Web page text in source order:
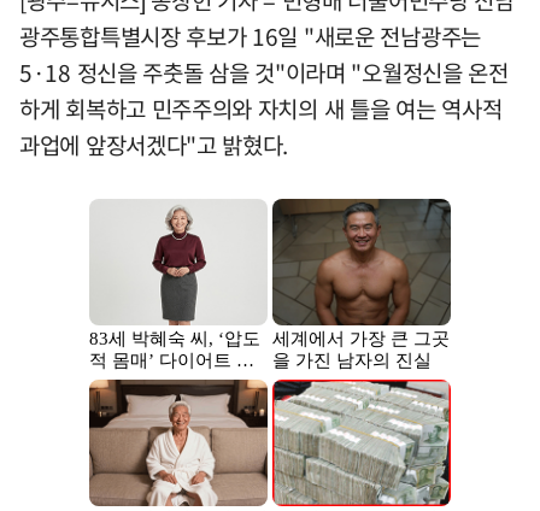
광주통합특별시장 후보가 16일 "새로운 전남광주는
5·18 정신을 주춧돌 삼을 것"이라며 "오월정신을 온전
하게 회복하고 민주주의와 자치의 새 틀을 여는 역사적
과업에 앞장서겠다"고 밝혔다.